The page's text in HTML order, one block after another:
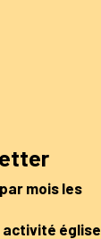
mois les
activité église